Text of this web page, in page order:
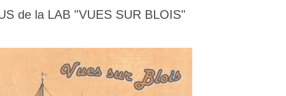
de la LAB "VUES SUR BLOIS"